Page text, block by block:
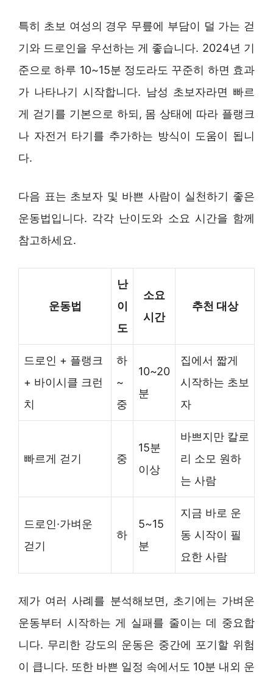
특히 초보 여성의 경우 무릎에 부담이 덜 가는 걷
기와 드로인을 우선하는 게 좋습니다. 2024년 기
준으로 하루 10~15분 정도라도 꾸준히 하면 효과
가 나타나기 시작합니다. 남성 초보자라면 빠르
게 걷기를 기본으로 하되, 몸 상태에 따라 플랭크
나 자전거 타기를 추가하는 방식이 도움이 됩니
다.
다음 표는 초보자 및 바쁜 사람이 실천하기 좋은
운동법입니다. 각각 난이도와 소요 시간을 함께
참고하세요.
운동법
난
이
도
소요
시간
추천 대상
드로인 + 플랭크
+ 바이시클 크런
치
하
~
중
10~20
분
집에서 짧게
시작하는 초보
자
빠르게 걷기 중
15분
이상
바쁘지만 칼로
리 소모 원하
는 사람
드로인·가벼운
걷기
하
5~15
분
지금 바로 운
동 시작이 필
요한 사람
제가 여러 사례를 분석해보면, 초기에는 가벼운
운동부터 시작하는 게 실패를 줄이는 데 중요합
니다. 무리한 강도의 운동은 중간에 포기할 위험
이 큽니다. 또한 바쁜 일정 속에서도 10분 내외 운